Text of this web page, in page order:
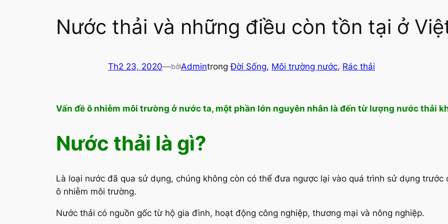
Nước thải và những điều còn tồn tại ở
Th2 23, 2020—bởiAdmintrongĐời Sống, Môi trường nước, Rác thải
Vấn đề ô nhiễm môi trường ở nước ta, một phần lớn nguyên nhân là đến từ lượng nước thải
Nước thải là gì?
Là loại nước đã qua sử dụng, chúng không còn có thể đưa ngược lại vào quá trình sử dụng
ô nhiễm môi trường.
Nước thải có nguồn gốc từ hộ gia đình, hoạt động công nghiệp, thương mại và nông nghiệp.